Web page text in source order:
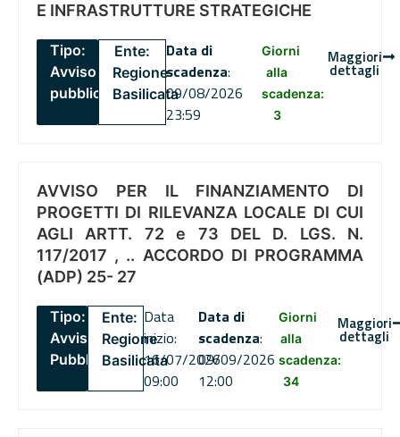
E INFRASTRUTTURE STRATEGICHE
Tipo:
Avviso
pubblico
Ente:
Regione
Basilicata
Data di
scadenza:
09/08/2026
23:59
Giorni
alla
scadenza:
3
Maggiori
dettagli
AVVISO PER IL FINANZIAMENTO DI
PROGETTI DI RILEVANZA LOCALE DI CUI
AGLI ARTT. 72 e 73 DEL D. LGS. N.
117/2017 , .. ACCORDO DI PROGRAMMA
(ADP) 25- 27
Tipo:
Avviso
Pubblico
Ente:
Regione
Basilicata
Data
inizio:
16/07/2026
09:00
Data di
scadenza:
09/09/2026
12:00
Giorni
alla
scadenza:
34
Maggiori
dettagli